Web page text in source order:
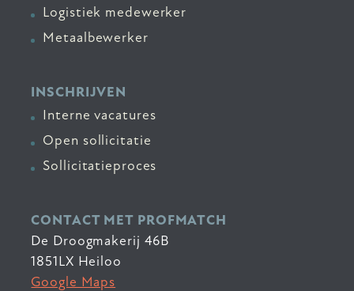
Logistiek medewerker
Metaalbewerker
INSCHRIJVEN
Interne vacatures
Open sollicitatie
Sollicitatieproces
CONTACT MET PROFMATCH
De Droogmakerij 46B
1851LX Heiloo
Google Maps